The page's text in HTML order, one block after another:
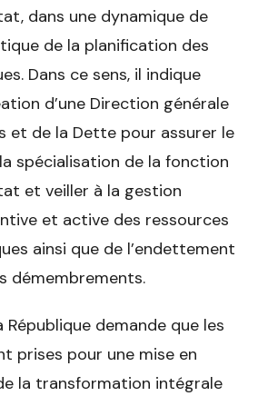
dans une dynamique de
de la planification des
Dans ce sens, il indique
d’une Direction générale
et de la Dette pour assurer le
spécialisation de la fonction
et veiller à la gestion
et active des ressources
ainsi que de l’endettement
démembrements.
République demande que les
prises pour une mise en
la transformation intégrale